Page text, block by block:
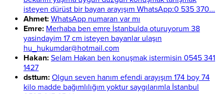
isteyen dürüst bir bayan arayışım WhatsApp:0 535 370...
Ahmet: WhatsApp numaran var mı
Emre: Merhaba ben emre İstanbulda oturuyorum 38
yasindayim 17 cm isteyen bayanlar ulaşın
hu_hukumdar@hotmail.com
Hakan: Selam Hakan ben konuşmak istermisin 0545 341
1427
dsttum: Olgun seven hanım efendi arayışım 174 boy 74
kilo madde bağımlılığım yoktur saygılarımla İstanbul